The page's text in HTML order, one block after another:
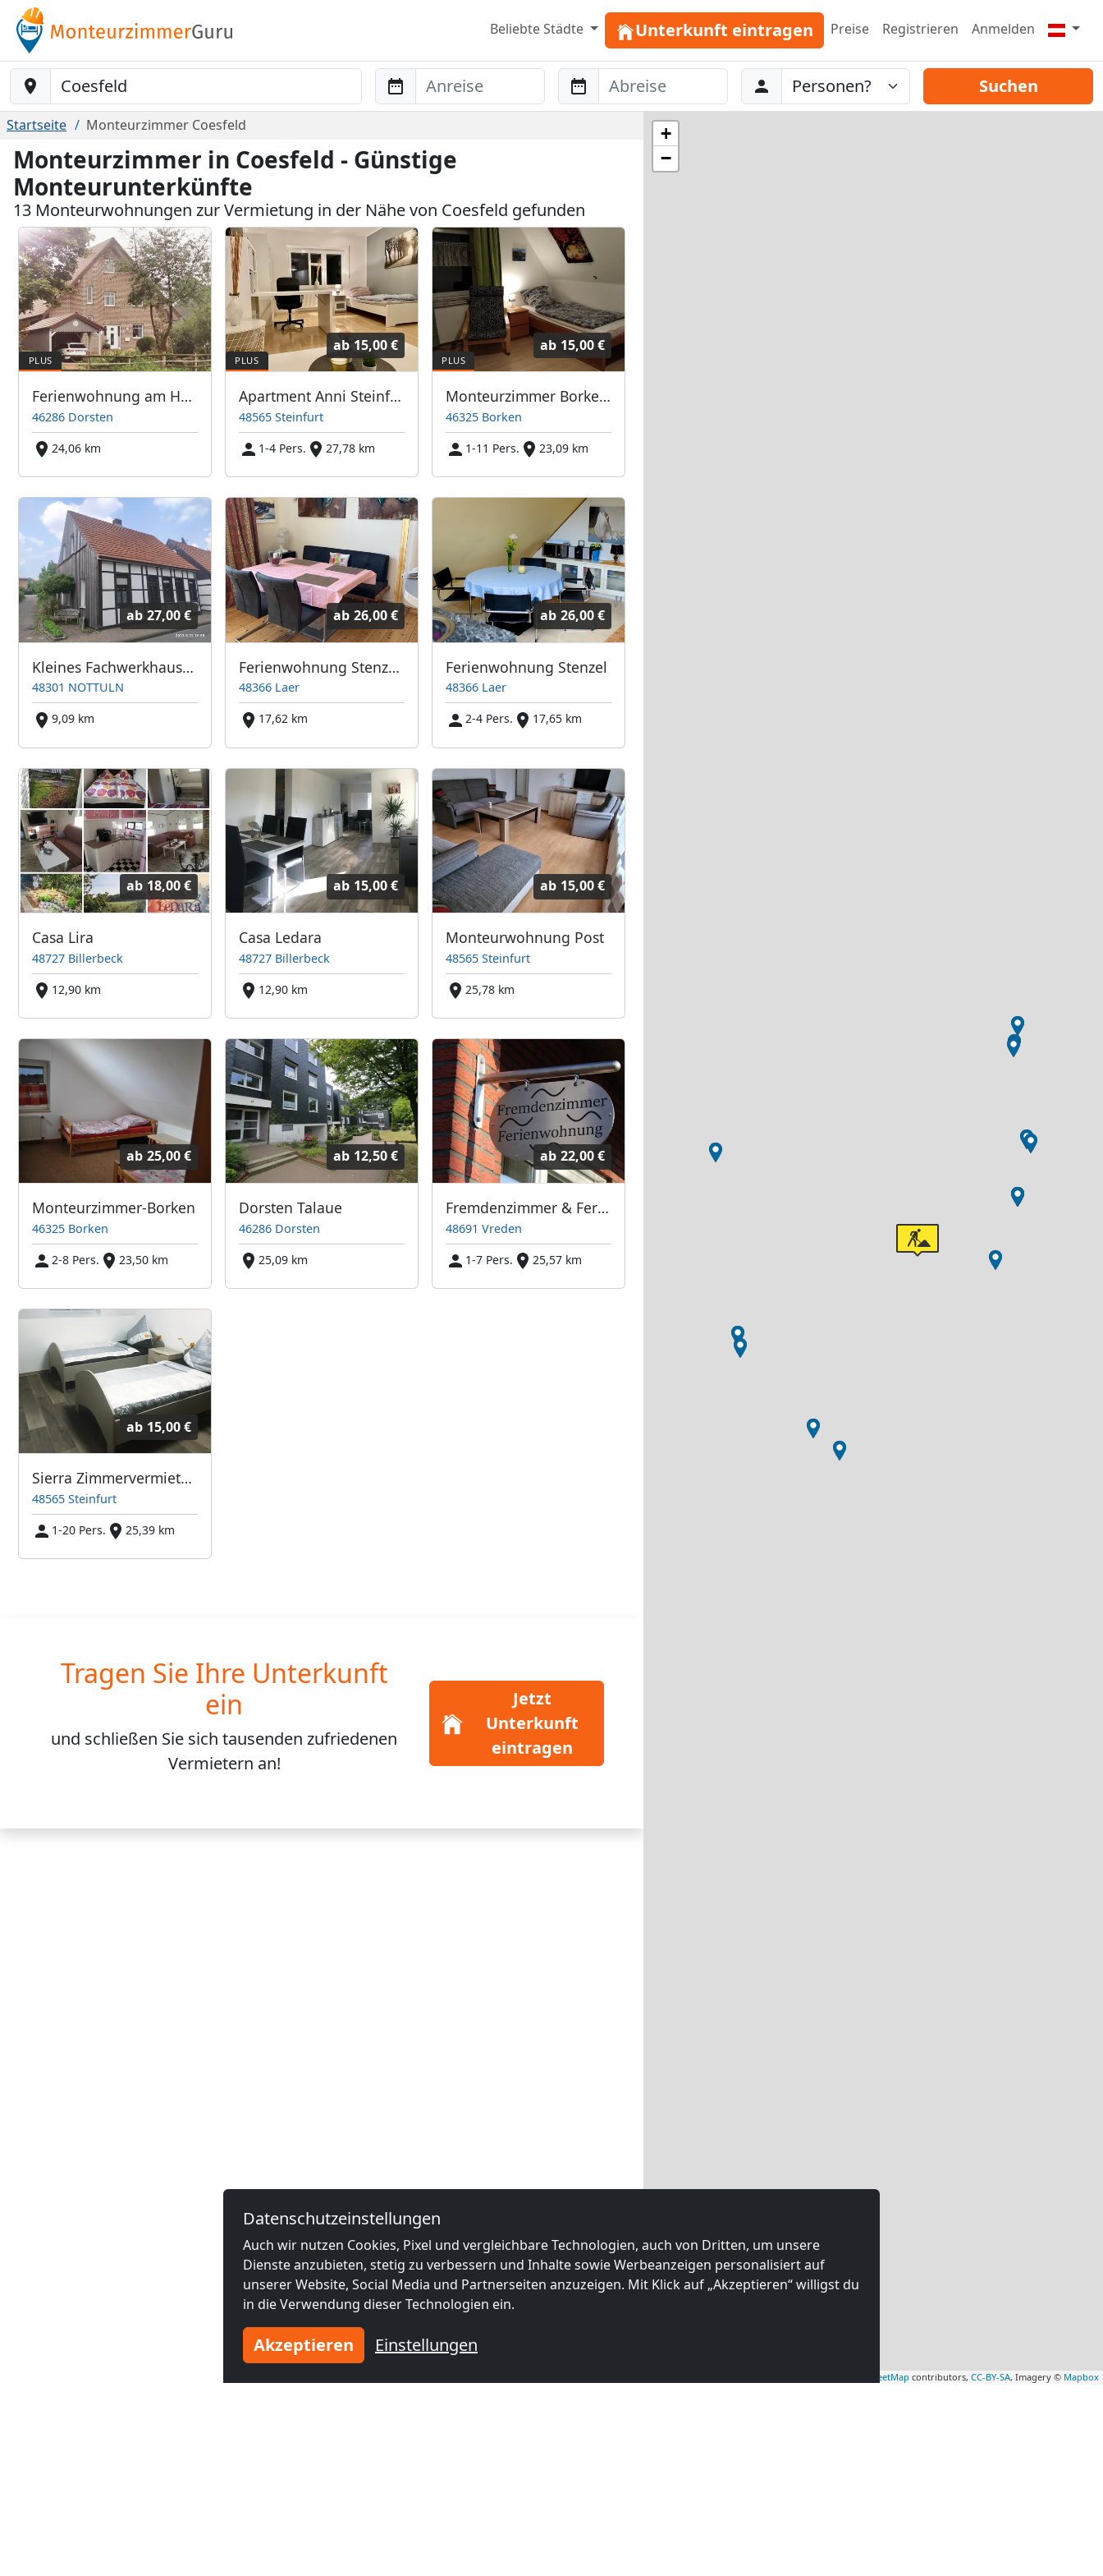
Beliebte Städte Unterkunft eintragen Preise Registrieren Anmelden
Baustelle-Location Anreise Abreise Abreise
Personen Suchen
Startseite Monteurzimmer Coesfeld
Monteurzimmer in Coesfeld - Günstige
Monteurunterkünfte
13 Monteurwohnungen zur Vermietung in der Nähe von Coesfeld gefunden
Ferienwohnung am Heimathof
46286 Dorsten
24,06 km
ab 15,00 €
Apartment Anni Steinfurt
48565 Steinfurt
1-4 Pers.
27,78 km
ab 15,00 €
Monteurzimmer Borken-Gemen und Borken-Burlo bei Lehmann
46325 Borken
1-11 Pers.
23,09 km
ab 27,00 €
Kleines Fachwerkhaus "Mittendrin "
48301 NOTTULN
9,09 km
ab 26,00 €
Ferienwohnung Stenzel 2
48366 Laer
17,62 km
ab 26,00 €
Ferienwohnung Stenzel
48366 Laer
2-4 Pers.
17,65 km
ab 18,00 €
Casa Lira
48727 Billerbeck
12,90 km
ab 15,00 €
Casa Ledara
48727 Billerbeck
12,90 km
ab 15,00 €
Monteurwohnung Post
48565 Steinfurt
25,78 km
ab 25,00 €
Monteurzimmer-Borken
46325 Borken
2-8 Pers.
23,50 km
ab 12,50 €
Dorsten Talaue
46286 Dorsten
25,09 km
ab 22,00 €
Fremdenzimmer & Ferienwohnung Vreden
48691 Vreden
1-7 Pers.
25,57 km
ab 15,00 €
Sierra Zimmervermietung
48565 Steinfurt
1-20 Pers.
25,39 km
Tragen Sie Ihre Unterkunft
ein
und schließen Sie sichtausenden zufriedenen
Vermietern an!
Jetzt
Unterkunft
eintragen
+
−
OpenStreetMap contributors, CC-BY-SA, Imagery © Mapbox
Datenschutzeinstellungen
Auch wir nutzen Cookies, Pixel und vergleichbare Technologien, auch von Dritten, um unsere
Dienste anzubieten, stetig zu verbessern und Inhalte sowie Werbeanzeigen personalisiert auf
unserer Website, Social Media und Partnerseiten anzuzeigen. Mit Klick auf „Akzeptieren“ willigst du
in die Verwendung dieser Technologien ein.
Akzeptieren Einstellungen